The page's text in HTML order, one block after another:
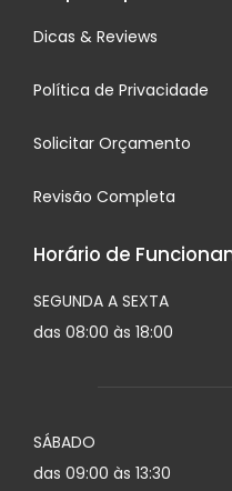
Dicas & Reviews
Política de Privacidade
Solicitar Orçamento
Revisão Completa
Horário de
SEGUNDA A SEXTA
das 08:00 às 18:00
SÁBADO
das 09:00 às 13:30